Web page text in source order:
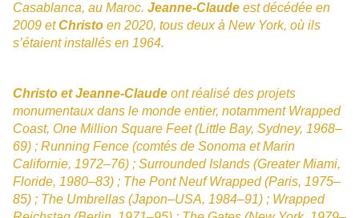
Casablanca, au Maroc. Jeanne-Claude est décédée en
2009 etChristo en 2020, tous deux à New York, où ils
s’étaient installés en 1964.
Christo et Jeanne-Claude ont réalisé des projets
monumentaux dans le monde entier, notamment Wrapped
Coast, One Million Square Feet (Little Bay, Sydney, 1968–
69) ; Running Fence (comtés de Sonoma et Marin
Californie, 1972–76) ; Surrounded Islands (Greater Miami,
Floride, 1980–83) ; The Pont Neuf Wrapped (Paris, 1975–
85) ; The Umbrellas (Japon–USA, 1984–91) ; Wrapped